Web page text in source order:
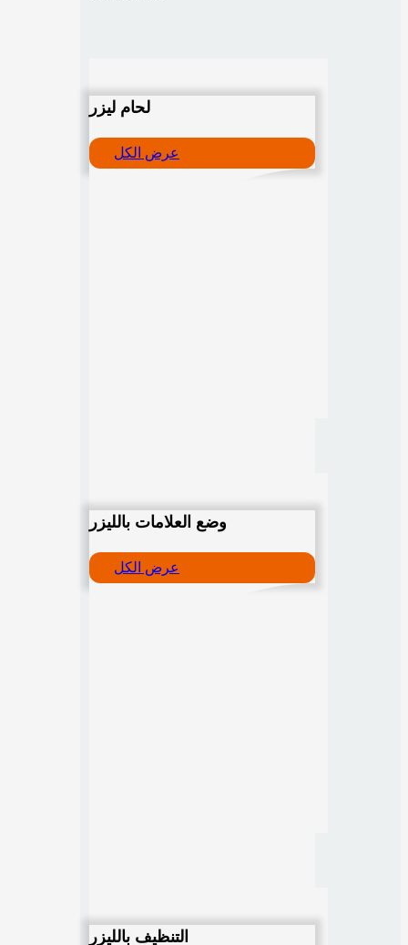
لحام ليزر
عرض الكل
وضع العلامات بالليزر
عرض الكل
التنظيف بالليزر